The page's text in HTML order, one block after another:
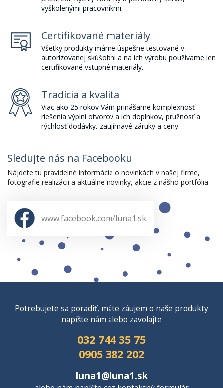
vyškolenými pracovníkmi.
Certifikované materiály
Všetky produkty máme úspešne testované v
autorizovanej skúšobni a na ich výrobu používame len
certifikované vstupné materiály.
Tradícia a kvalita
Viac ako 25 rokov Vám prinášame komplexnosť
riešenia výplní otvorov a ich doplnkov, pružnosť a
rýchlosť dodávky, zaujímavé záruky a ceny.
Sledujte nás na Facebooku
Nájdete tu pravidelné informácie o novinkách v našej firme,
fotografie realizácii a aktuálne novinky, akcie z nášho portfólia
www.facebook.com/luna1.sk
Potrebujete sa poradiť, máte záujem o naše produkty
napíšte nám alebo zavolajte
032 744 35 75
0905 382 202
luna1@luna1.sk